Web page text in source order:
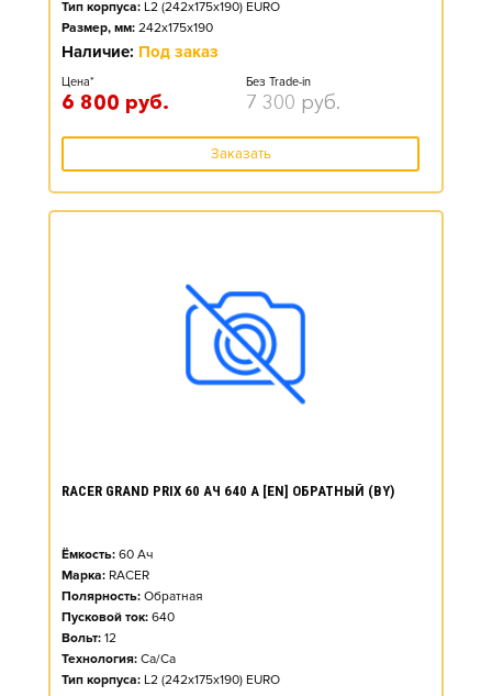
Тип корпуса: L2 (242x175x190) EURO
Размер, мм: 242x175x190
Наличие: Под заказ
Цена*
6 800 руб.
Без Trade-in
7 300 руб.
Заказать
RACER GRAND PRIX 60 АЧ 640 А [EN] ОБРАТНЫЙ (BY)
Ёмкость: 60 Ач
Марка: RACER
Полярность: Обратная
Пусковой ток: 640
Вольт: 12
Технология: Ca/Ca
Тип корпуса: L2 (242x175x190) EURO